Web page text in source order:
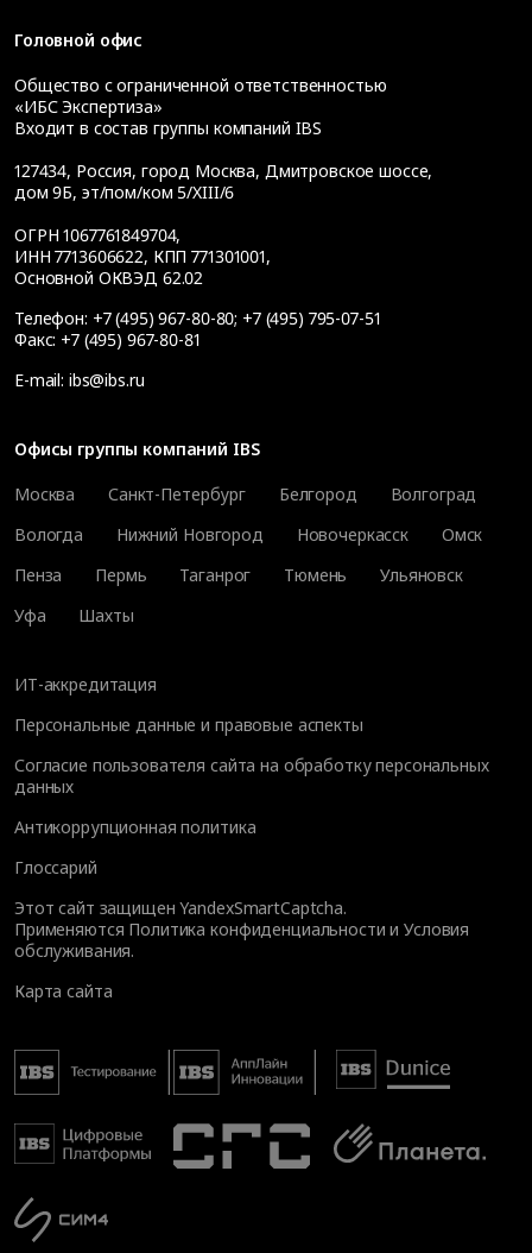
Головной офис
Общество с ограниченной ответственностью
«ИБС Экспертиза»
Входит в состав группы компаний IBS
127434, Россия, город Москва, Дмитровское шоссе,
дом 9Б, эт/пом/ком 5/XIII/6
ОГРН 1067761849704,
ИНН 7713606622, КПП 771301001,
Основной ОКВЭД 62.02
Телефон: +7 (495) 967-80-80; +7 (495) 795-07-51
Факс: +7 (495) 967-80-81
E-mail: ibs@ibs.ru
Офисы группы компаний IBS
Москва
Санкт-Петербург Белгород
Волгоград
Вологда
Нижний Новгород Новочеркасск
Омск
Пенза
Пермь Таганрог Тюмень
Ульяновск
Уфа
Шахты
ИТ-аккредитация
Персональные данные и правовые аспекты
Согласие пользователя сайта на обработку персональных
данных
Антикоррупционная политика
Глоссарий
Этот сайт защищен YandexSmartCaptcha.
Применяются Политика конфиденциальности иУсловия
обслуживания.
Карта сайта